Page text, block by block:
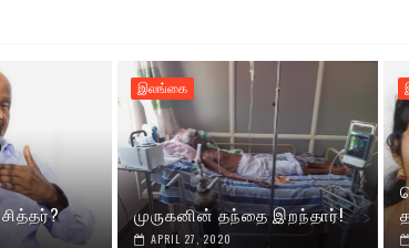
இலங்கை
முருகனின் தந்தை இறந்தார்!
APRIL 27, 2020